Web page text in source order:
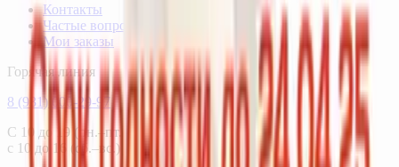
Контакты
Частые вопросы
Мои заказы
Горячая линия
8 (931) 000-29-97
С 10 до 19 (пн.–пт.),
с 10 до 16 (сб.–вс.) по Москве